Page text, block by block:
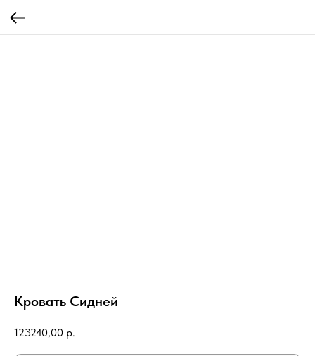
Кровать Сидней
123240,00 р.